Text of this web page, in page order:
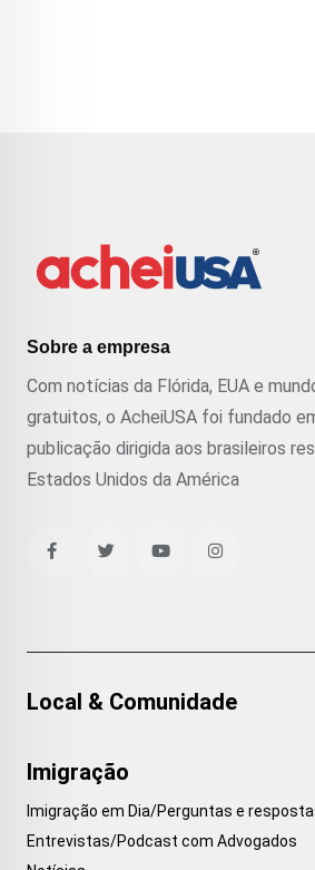
Sobre a empresa
Com notícias da Flórida, EUA e
gratuitos, o AcheiUSA foi fundado
publicação dirigida aos brasileiros
Estados Unidos da América
Local & Comunidade
Imigração
Imigração em Dia/Perguntas e
Entrevistas/Podcast com Advogados